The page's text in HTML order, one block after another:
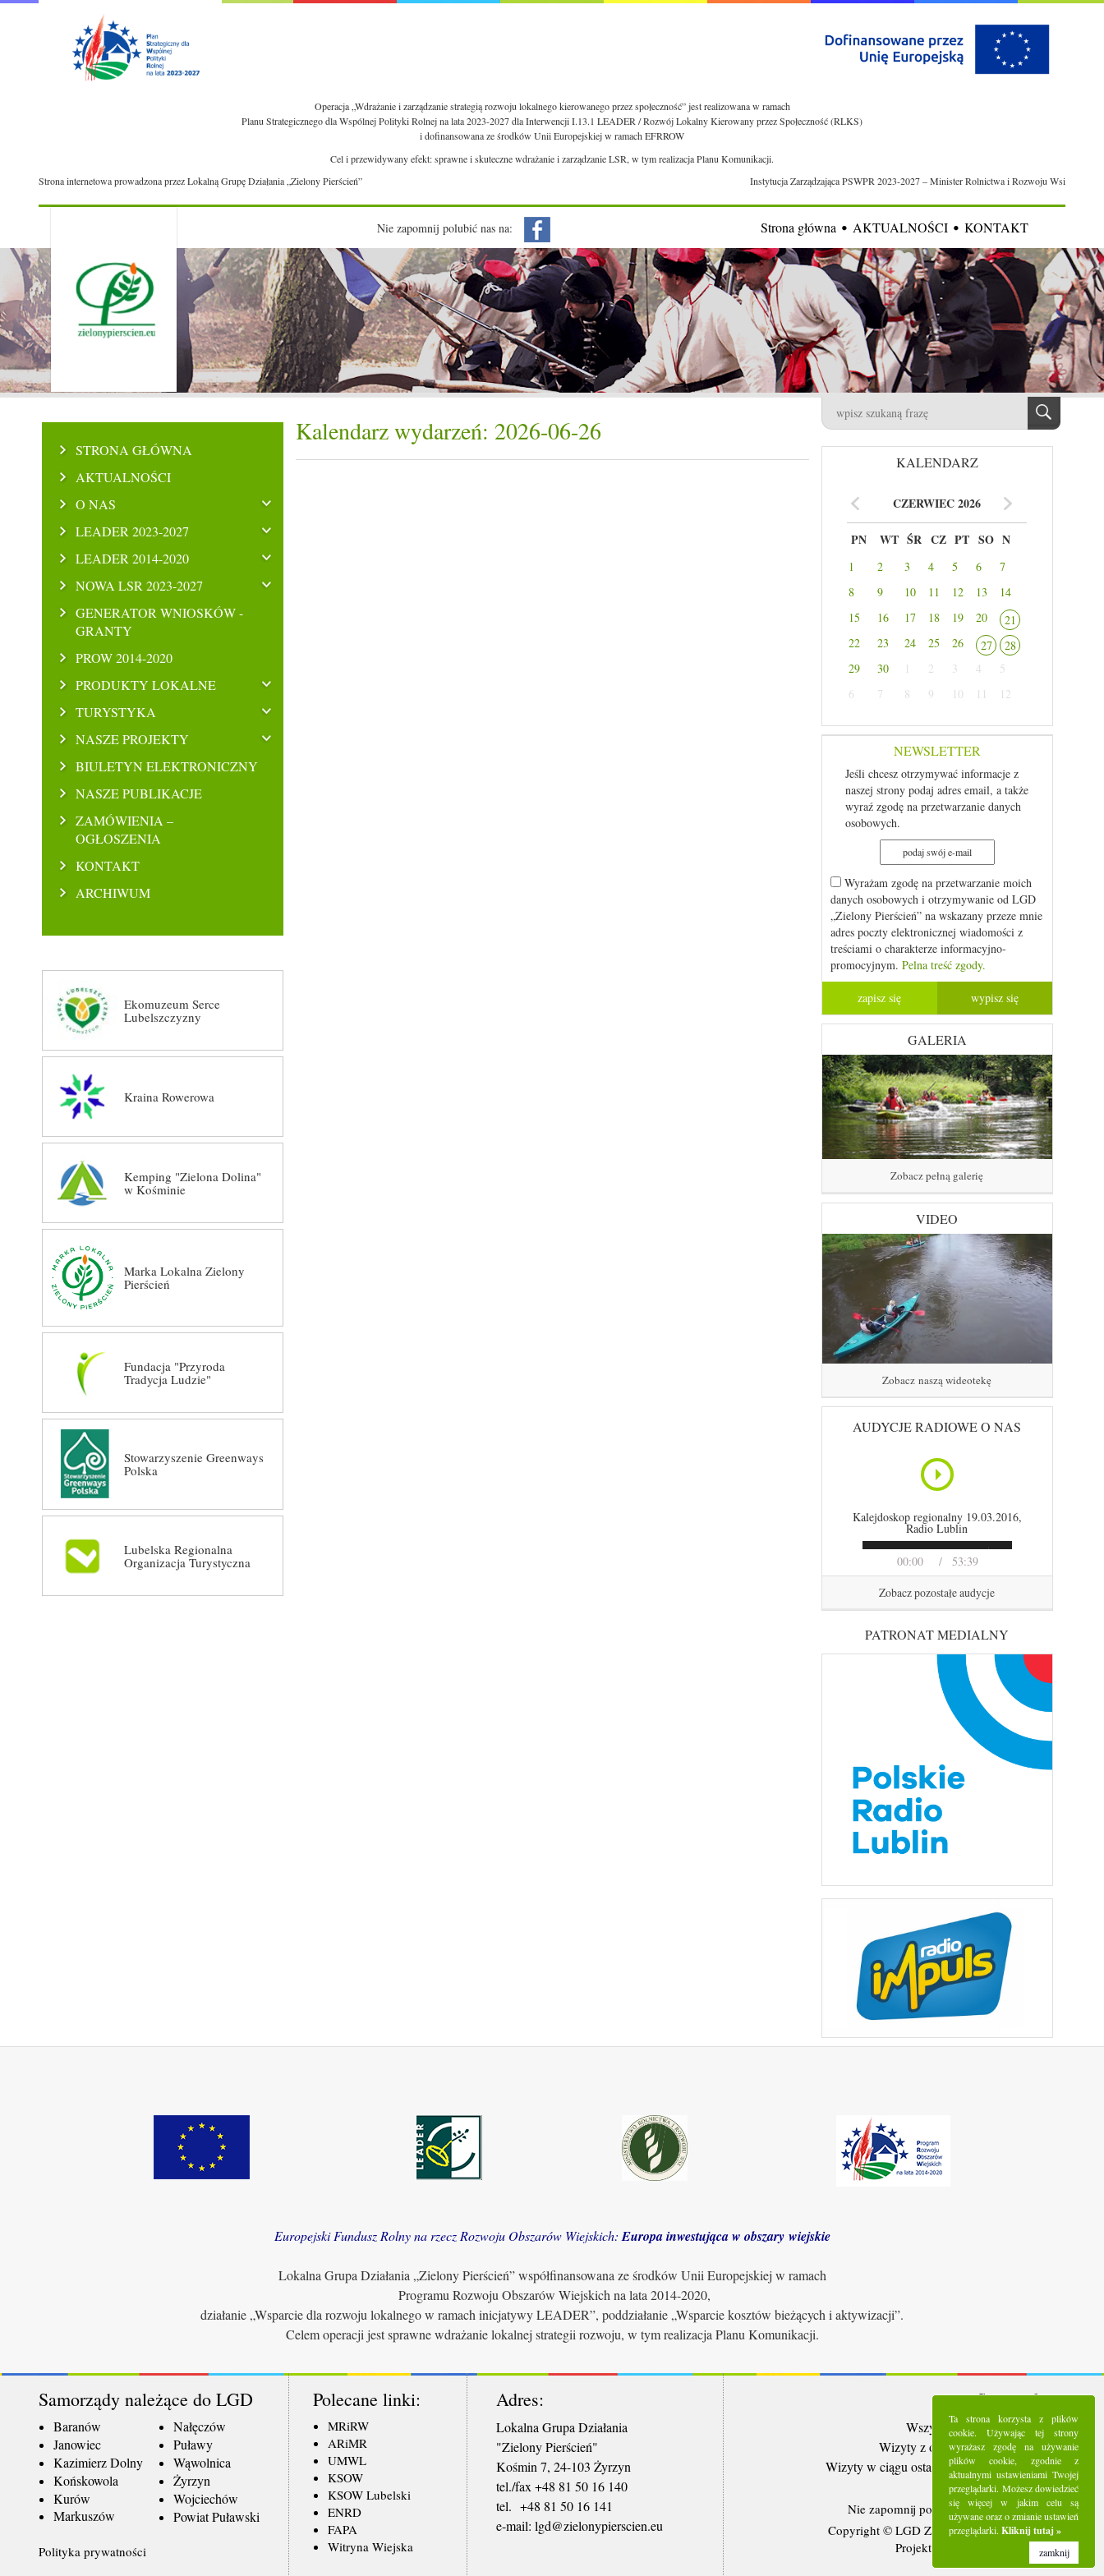
Operacja „Wdrażanie i zarządzanie strategią rozwoju lokalnego kierowanego przez społeczność” jest realizowana w ramach
Planu Strategicznego dla Wspólnej Polityki Rolnej na lata 2023-2027 dla Interwencji I.13.1 LEADER / Rozwój Lokalny Kierowany przez Społeczność (RLKS)
i dofinansowana ze środków Unii Europejskiej w ramach EFRROW
Cel i przewidywany efekt: sprawne i skuteczne wdrażanie i zarządzanie LSR, w tym realizacja Planu Komunikacji.
Strona internetowa prowadzona przez Lokalną Grupę Działania „Zielony Pierścień”
Instytucja Zarządzająca PSWPR 2023-2027 – Minister Rolnictwa i Rozwoju Wsi
Nie zapomnij polubić nas na: Strona główna AKTUALNOŚCI KONTAKT
STRONA GŁÓWNA
AKTUALNOŚCI
O NAS
LEADER 2023-2027
LEADER 2014-2020
NOWA LSR 2023-2027
GENERATOR WNIOSKÓW -
GRANTY
PROW 2014-2020
PRODUKTY LOKALNE
TURYSTYKA
NASZE PROJEKTY
BIULETYN ELEKTRONICZNY
NASZE PUBLIKACJE
ZAMÓWIENIA –
OGŁOSZENIA
KONTAKT
ARCHIWUM
Ekomuzeum Serce
Lubelszczyzny
Kraina Rowerowa
Kemping "Zielona Dolina"
w Kośminie
Marka Lokalna Zielony
Pierścień
Fundacja "Przyroda
Tradycja Ludzie"
Stowarzyszenie Greenways
Polska
Lubelska Regionalna
Organizacja Turystyczna
Kalendarz wydarzeń: 2026-06-26
KALENDARZ
CZERWIEC 2026
PN WT ŚR CZ PT SO N
1 2 3 4 5 6
7
8
9 10 11 12 13
14
15
16 17 18 19 20
21
22
23 24 25 26 27
28
29
30 1 2 3 4
5
6
7 8 9 10 11 12
NEWSLETTER
Jeśli chcesz otrzymywać informacje z
naszej strony podaj adres email, a także
wyraź zgodę na przetwarzanie danych
osobowych.
Wyrażam zgodę na przetwarzanie moich
danych osobowych i otrzymywanie od LGD
„Zielony Pierścień” na wskazany przeze mnie
adres poczty elektronicznej wiadomości z
treściami o charakterze informacyjno-
promocyjnym. Pelna treść zgody.
GALERIA
Zobacz pełną galerię
VIDEO
Zobacz naszą wideotekę
AUDYCJE RADIOWE O NAS
00:00 53:39
Kalejdoskop regionalny 19.03.2016,
Radio Lublin
Zobacz pozostałe audycje
PATRONAT MEDIALNY
Europejski Fundusz Rolny na rzecz Rozwoju Obszarów Wiejskich: Europa inwestująca w obszary wiejskie
Lokalna Grupa Działania „Zielony Pierścień” współfinansowana ze środków Unii Europejskiej w ramach
Programu Rozwoju Obszarów Wiejskich na lata 2014-2020,
działanie „Wsparcie dla rozwoju lokalnego w ramach inicjatywy LEADER”, poddziałanie „Wsparcie kosztów bieżących i aktywizacji”.
Celem operacji jest sprawne wdrażanie lokalnej strategii rozwoju, w tym realizacja Planu Komunikacji.
Samorządy należące do LGD
Baranów
Janowiec
Kazimierz Dolny
Końskowola
Kurów
Markuszów
Nałęczów
Puławy
Wąwolnica
Żyrzyn
Wojciechów
Powiat Puławski
Polecane linki:
MRiRW
ARiMR
UMWL
KSOW
KSOW Lubelski
ENRD
FAPA
Witryna Wiejska
Adres:
Lokalna Grupa Działania
"Zielony Pierścień"
Kośmin 7, 24-103 Żyrzyn
tel./fax +48 81 50 16 140
tel. +48 81 50 16 141
​e-mail: lgd@zielonypierscien.eu
Statystyki:
Wszystkie wizyty: 5283173
Wizyty z ostatnich 30 dni: 90082
Wizyty w ciągu ostatniego tygodnia:
24802
Użytkownicy online: 7
Nie zapomnij polubić nas na Facebooku
Copyright © LGD Zielony Pierścień - 2016.
Projekt i wykonanie - Freeline.
Polityka prywatności
Ta strona korzysta z plików
cookie. Używając tej strony
wyrażasz zgodę na używanie
plików cookie, zgodnie z
aktualnymi ustawieniami Twojej
przeglądarki. Możesz dowiedzieć
się więcej w jakim celu są
używane oraz o zmianie ustawień
przeglądarki. Kliknij tutaj »
zamknij